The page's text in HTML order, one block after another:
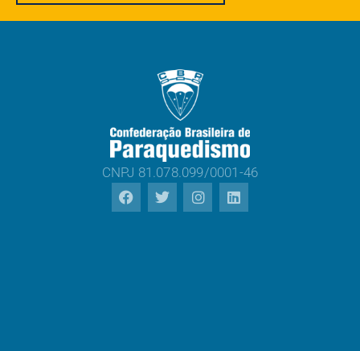
CNPJ 81.078.099/0001-46